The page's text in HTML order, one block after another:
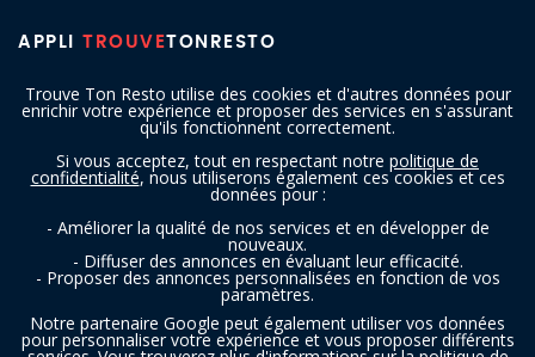
Trouve Ton Resto utilise des cookies et d'autres données pour
enrichir votre expérience et proposer des services en s'assurant
qu'ils fonctionnent correctement.
Si vous acceptez, tout en respectant notre politique de
confidentialité, nous utiliserons également ces cookies et ces
données pour :
- Améliorer la qualité de nos services et en développer de
nouveaux.
- Diffuser des annonces en évaluant leur efficacité.
- Proposer des annonces personnalisées en fonction de vos
paramètres.
Notre partenaire Google peut également utiliser vos données
pour personnaliser votre expérience et vous proposer différents
APPLI TROUVETONRESTO
SUIVEZ-NOUS